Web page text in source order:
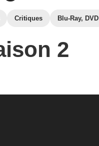
Critiques Blu-Ray, DVD
2